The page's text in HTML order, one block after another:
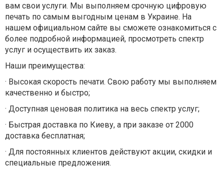
вам свои услуги. Мы выполняем срочную цифровую
печать по самым выгодным ценам в Украине. На
нашем официальном сайте вы сможете ознакомиться с
более подробной информацией, просмотреть спектр
услуг и осуществить их заказ.
Наши преимущества:
· Высокая скорость печати. Свою работу мы выполняем
качественно и быстро;
· Доступная ценовая политика на весь спектр услуг;
· Быстрая доставка по Киеву, а при заказе от 2000
доставка бесплатная;
· Для постоянных клиентов действуют акции, скидки и
специальные предложения.